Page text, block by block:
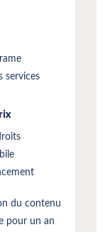
services
du contenu
pour un an